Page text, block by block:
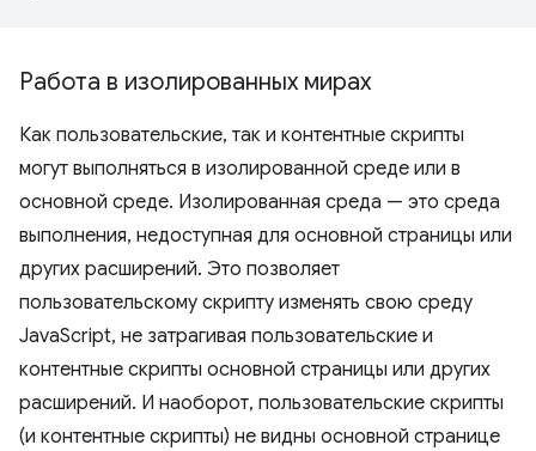
Работа в изолированных мирах
Как пользовательские, так и контентные скрипты
могут выполняться в изолированной среде или в
основной среде. Изолированная среда — это среда
выполнения, недоступная для основной страницы или
других расширений. Это позволяет
пользовательскому скрипту изменять свою среду
JavaScript, не затрагивая пользовательские и
контентные скрипты основной страницы или других
расширений. И наоборот, пользовательские скрипты
(и контентные скрипты) не видны основной странице